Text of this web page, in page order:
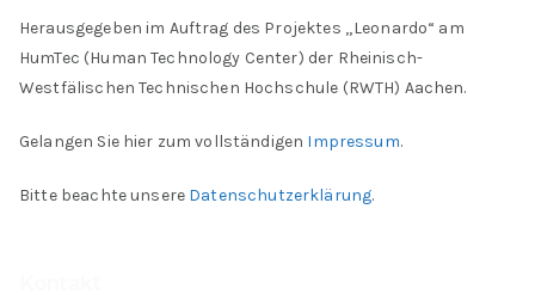
Herausgegeben im Auftrag des Projektes „Leonardo“ am
HumTec (Human Technology Center) der Rheinisch-
Westfälischen Technischen Hochschule (RWTH) Aachen.
Gelangen Sie hier zum vollständigen Impressum.
Bitte beachte unsere Datenschutzerklärung.